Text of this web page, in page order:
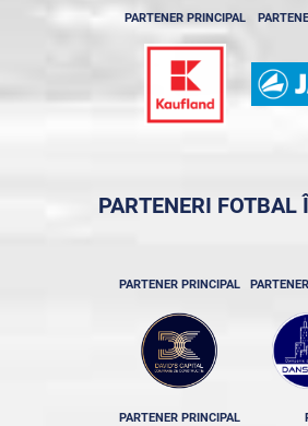
PARTENER PRINCIPAL
PARTENERI FOTBAL
PARTENER PRINCIPAL
PARTENER PRINCIPAL